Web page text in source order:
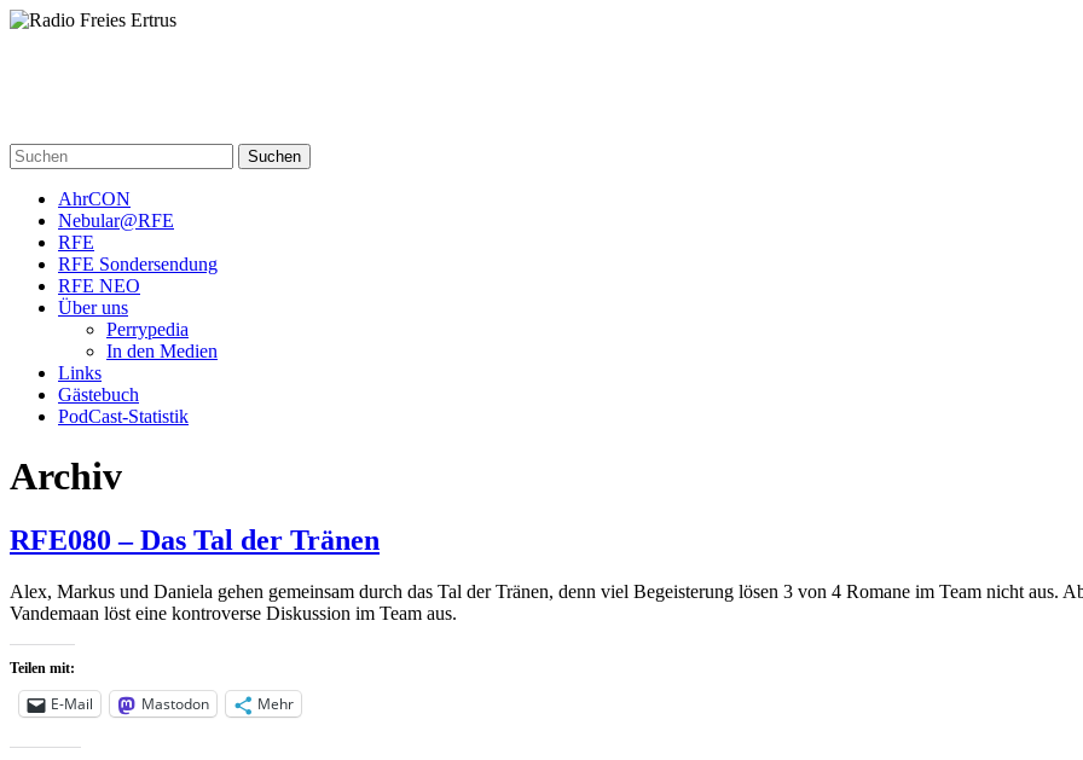
Skip
Suchen
AhrCON
Nebular@RFE
RFE
RFE Sondersendung
RFE NEO
Über uns
Perrypedia
In den Medien
Links
Gästebuch
PodCast-Statistik
Archiv
RFE080 – Das Tal der Tränen
Alex, Markus und Daniela gehen gemeinsam durch das Tal der Tränen, denn viel Begeisterung lösen 3 von 4 Romane im Team nicht aus.
Vandemaan löst eine kontroverse Diskussion im Team aus.
Teilen mit:
E-Mail Mastodon Mehr